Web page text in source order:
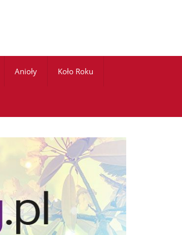
Anioły Koło Roku